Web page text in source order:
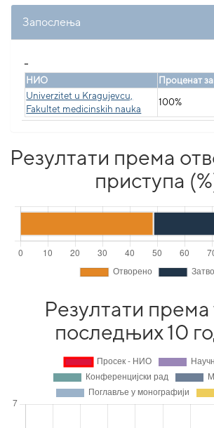
Запослења
НИО
Проценат
Univerzitet u Kragujevcu,
Fakultet medicinskih nauka
100%
Резултати према
приступа
Резултати према
последњих 10